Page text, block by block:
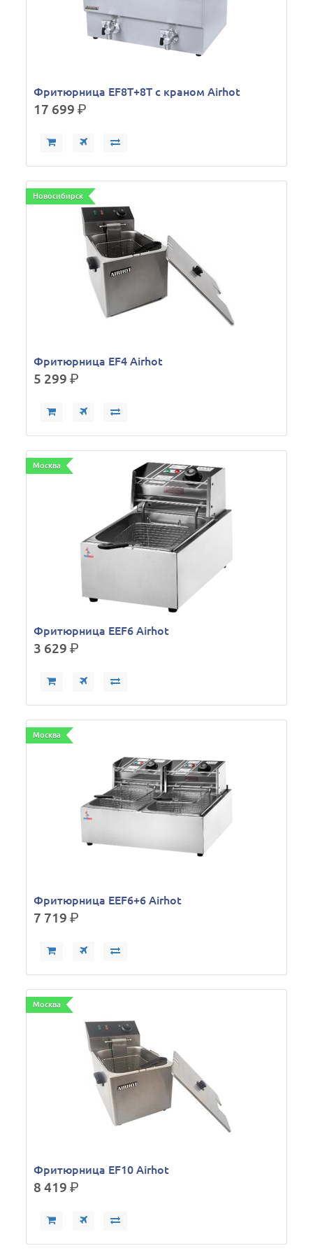
Фритюрница EF8T+8T с краном Airhot
17 699р.
Новосибирск
Фритюрница EF4 Airhot
5 299р.
Москва
Фритюрница EEF6 Airhot
3 629р.
Москва
Фритюрница EEF6+6 Airhot
7 719р.
Москва
Фритюрница EF10 Airhot
8 419р.